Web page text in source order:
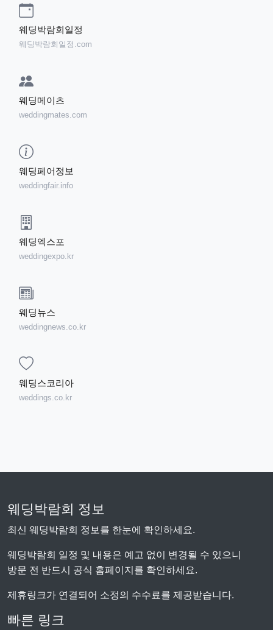
웨딩박람회일정
웨딩박람회일정.com
웨딩메이츠
weddingmates.com
웨딩페어정보
weddingfair.info
웨딩엑스포
weddingexpo.kr
웨딩뉴스
weddingnews.co.kr
웨딩스코리아
weddings.co.kr
웨딩박람회 정보
최신 웨딩박람회 정보를 한눈에 확인하세요.
웨딩박람회 일정 및 내용은 예고 없이 변경될 수 있으니
방문 전 반드시 공식 홈페이지를 확인하세요.
제휴링크가 연결되어 소정의 수수료를 제공받습니다.
빠른 링크